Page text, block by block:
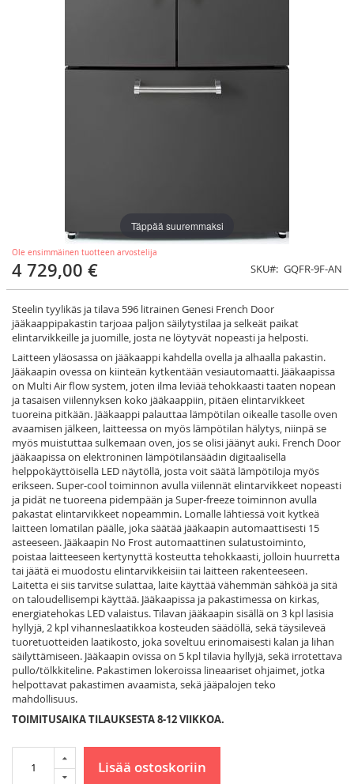
Ole ensimmäinen tuotteen arvostelija
4 729,00 € SKU GQFR-9F-AN
Steelin tyylikäs ja tilava 596 litrainen Genesi French Door
jääkaappipakastin tarjoaa paljon säilytystilaa ja selkeät paikat
elintarvikkeille ja juomille, josta ne löytyvät nopeasti ja helposti.
Laitteen yläosassa on jääkaappi kahdella ovella ja alhaalla pakastin.
Jääkaapin ovessa on kiinteän kytkentään vesiautomaatti. Jääkaapissa
on Multi Air flow system, joten ilma leviää tehokkaasti taaten nopean
ja tasaisen viilennyksen koko jääkaappiin, pitäen elintarvikkeet
tuoreina pitkään. Jääkaappi palauttaa lämpötilan oikealle tasolle oven
avaamisen jälkeen, laitteessa on myös lämpötilan hälytys, niinpä se
myös muistuttaa sulkemaan oven, jos se olisi jäänyt auki. French Door
jääkaapissa on elektroninen lämpötilansäädin digitaalisella
helppokäyttöisellä LED näytöllä, josta voit säätä lämpötiloja myös
erikseen. Super-cool toiminnon avulla viilennät elintarvikkeet nopeasti
ja pidät ne tuoreena pidempään ja Super-freeze toiminnon avulla
pakastat elintarvikkeet nopeammin. Lomalle lähtiessä voit kytkeä
laitteen lomatilan päälle, joka säätää jääkaapin automaattisesti 15
asteeseen. Jääkaapin No Frost automaattinen sulatustoiminto,
poistaa laitteeseen kertynyttä kosteutta tehokkaasti, jolloin huurretta
tai jäätä ei muodostu elintarvikkeisiin tai laitteen rakenteeseen.
Laitetta ei siis tarvitse sulattaa, laite käyttää vähemmän sähköä ja sitä
on taloudellisempi käyttää. Jääkaapissa ja pakastimessa on kirkas,
energiatehokas LED valaistus. Tilavan jääkaapin sisällä on 3 kpl lasisia
hyllyjä, 2 kpl vihanneslaatikkoa kosteuden säädöllä, sekä täysileveä
tuoretuotteiden laatikosto, joka soveltuu erinomaisesti kalan ja lihan
säilyttämiseen. Jääkaapin ovissa on 5 kpl tilavia hyllyjä, sekä irrotettava
pullo/tölkkiteline. Pakastimen lokeroissa lineaariset ohjaimet, jotka
helpottavat pakastimen avaamista, sekä jääpalojen teko
mahdollisuus.
TOIMITUSAIKA TILAUKSESTA 8-12 VIIKKOA.
Lisää ostoskoriin
Täppää suuremmaksi